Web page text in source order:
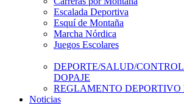
Escalada Deportiva
Esquí de Montaña
Marcha Nórdica
Juegos Escolares
DEPORTE/SALUD/
DOPAJE
REGLAMENTO DEPORTIVO
Noticias